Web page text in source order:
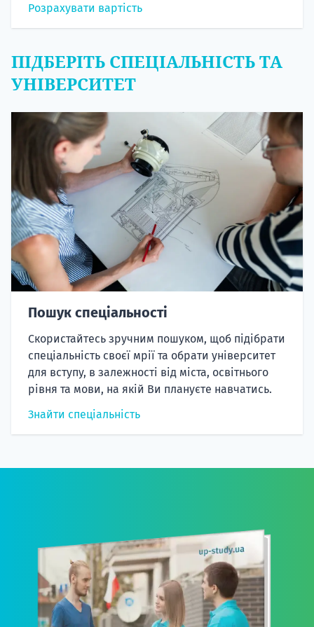
Розрахувати вартість
ПІДБЕРІТЬ СПЕЦІАЛЬНІСТЬ ТА
УНІВЕРСИТЕТ
Пошук спеціальності
Скористайтесь зручним пошуком, щоб підібрати
спеціальність своєї мрії та обрати університет
для вступу, в залежності від міста, освітнього
рівня та мови, на якій Ви плануєте навчатись.
Знайти спеціальність